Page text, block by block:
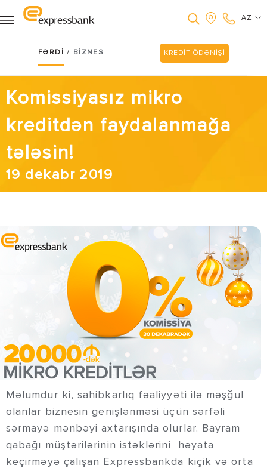
AZ
FƏRDİ / BİZNES KREDİT ÖDƏNİŞİ
Komissiyasız mikro
kreditdən faydalanmağa
tələsin!
19 dekabr 2019
Məlumdur ki, sahibkarlıq fəaliyyəti ilə məşğul
olanlar biznesin genişlənməsi üçün sərfəli
sərmayə mənbəyi axtarışında olurlar. Bayram
qabağı müştərilərinin istəklərini həyata
keçirməyə çalışan Expressbankda kiçik və orta